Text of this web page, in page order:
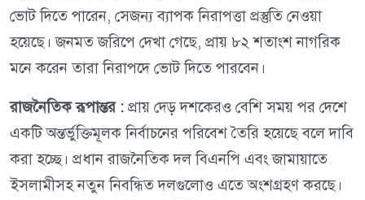
ভোট দিতে পারেন, সেজন্য ব্যাপক নিরাপত্তা প্রস্তুতি নেওয়া
হয়েছে। জনমত জরিপে দেখা গেছে, প্রায় ৮২ শতাংশ নাগরিক
মনে করেন তারা নিরাপদে ভোট দিতে পারবেন।
রাজনৈতিক রূপান্তর : প্রায় দেড় দশকেরও বেশি সময় পর দেশে
একটি অন্তর্ভুক্তিমূলক নির্বাচনের পরিবেশ তৈরি হয়েছে বলে দাবি
করা হচ্ছে। প্রধান রাজনৈতিক দল বিএনপি এবং জামায়াতে
ইসলামীসহ নতুন নিবন্ধিত দলগুলোও এতে অংশগ্রহণ করছে।